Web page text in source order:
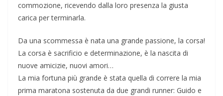
commozione, ricevendo dalla loro presenza la giusta
carica per terminarla.
Da una scommessa è nata una grande passione, la corsa!
La corsa è sacrificio e determinazione, è la nascita di
nuove amicizie, nuovi amori…
La mia fortuna più grande è stata quella di correre la mia
prima maratona sostenuta da due grandi runner: Guido e